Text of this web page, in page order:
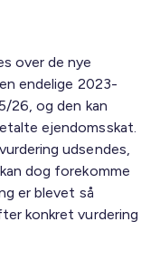
over de nye
endelige 2023-
26, og den kan
ejendomsskat.
udsendes,
dog forekomme
er blevet så
konkret vurdering